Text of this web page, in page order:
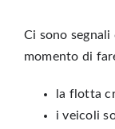
Ci sono segnali
momento di
la flotta
i veicoli